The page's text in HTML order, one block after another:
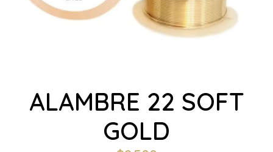
ALAMBRE 22 SOFT
GOLD